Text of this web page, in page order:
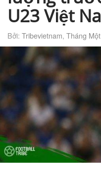
U23 Việt
Bởi: Tribevietnam, Tháng